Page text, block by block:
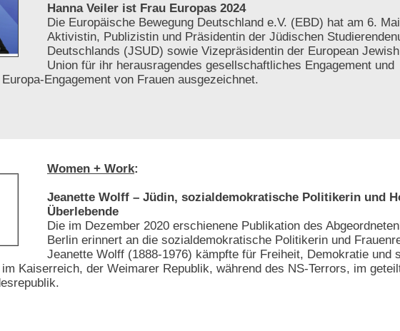
Hanna Veiler ist Frau Europas 2024
Die Europäische Bewegung Deutschland e.V. (EBD) hat am 6.
Aktivistin, Publizistin und Präsidentin der Jüdischen
Deutschlands (JSUD) sowie Vizepräsidentin der European
Union für ihr herausragendes gesellschaftliches Engagement und
Engagement von Frauen ausgezeichnet.
Women + Work:
Jeanette Wolff – Jüdin, sozialdemokratische Politikerin und
Überlebende
Die im Dezember 2020 erschienene Publikation des
Berlin erinnert an die sozialdemokratische Politikerin und
Jeanette Wolff (1888-1976) kämpfte für Freiheit, Demokratie und
Kaiserreich, der Weimarer Republik, während des NS-Terrors, im